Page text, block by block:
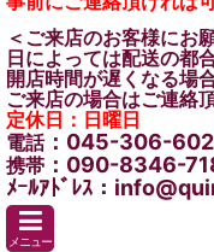
＜ご来店のお客様にお
日によっては配送の都
開店時間が遅くなる場
ご来店の場合はご連絡
定休日：日曜日
電話：045-306-
携帯 ：090-8346-
ﾒｰﾙｱﾄﾞﾚｽ：
メニュー